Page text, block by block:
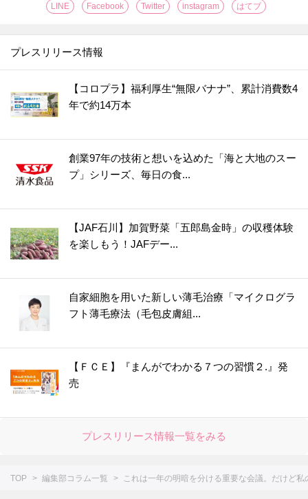
LINE Facebook Twitter instagram はてブ
プレスリリース情報
【コロプラ】福利厚生“無限バナナ”、累計消費数4
年で約14万本
創業97年の技術と想いを込めた「海と大地のスー
プ」シリーズ、毎日の食...
【JAF石川】加賀野菜「五郎島金時」の収穫体験
を楽しもう！JAFデー...
自家細胞を用いた新しい薄毛治療「マイクログラ
フト薄毛療法（毛包皮膚組...
【ＦＣＥ】『まんがでわかる７つの習慣２.』発
売
プレスリリース情報一覧をみる
TOP 編集部コラム一覧 これは一年の明暗を分ける重要な会議。だけど